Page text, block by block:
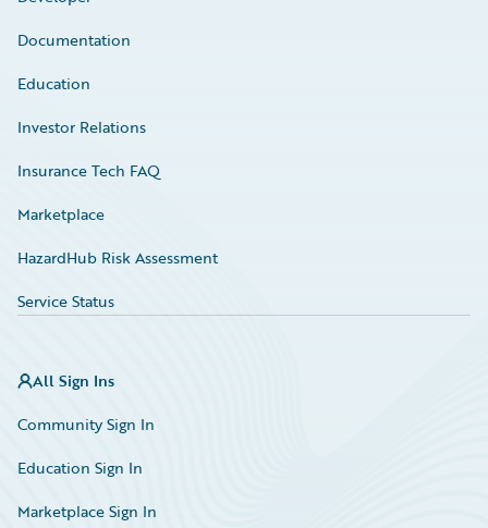
Documentation
Education
Investor Relations
Insurance Tech FAQ
Marketplace
HazardHub Risk Assessment
Service Status
All Sign Ins
Community Sign In
Education Sign In
Marketplace Sign In